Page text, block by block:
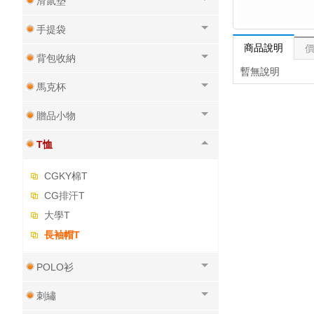
手提袋
背包收納
馬克杯
贈品小物
T恤
CGKY棉T
CG排汗T
大學T
長袖帽T
POLO衫
刺繡
商品說明
暫無說明